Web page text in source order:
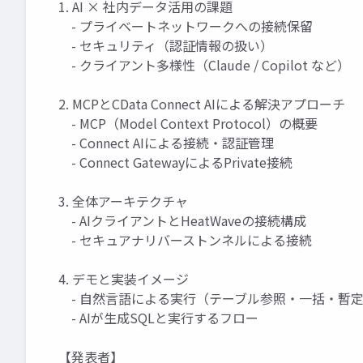
1. AI × 社内データ活用の課題
- プライベートネットワークへの接続保留
- セキュリティ（認証情報の扱い）
- クライアント多様性（Claude / Copilot など）
2. MCPとCData Connect AIによる解決アプローチ
- MCP（Model Context Protocol）の概要
- Connect AIによる接続・認証管理
- Connect GatewayによるPrivate接続
3. 全体アーキテクチャ
- AIクライアントとHeatWaveの接続構成
- セキュアナリバーストンネルによる接続
4. デモと実装イメージ
- 自然言語による実行（テーブル参照・一括・暫
- AIが生成SQLと実行するフロー
【発表者】